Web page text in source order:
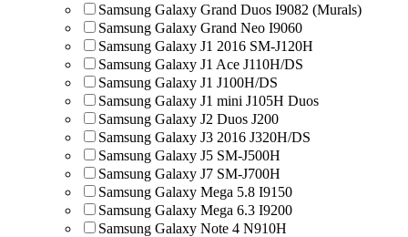
Samsung Galaxy Grand Duos I9082 (Murals)
Samsung Galaxy Grand Neo I9060
Samsung Galaxy J1 2016 SM-J120H
Samsung Galaxy J1 Ace J110H/DS
Samsung Galaxy J1 J100H/DS
Samsung Galaxy J1 mini J105H Duos
Samsung Galaxy J2 Duos J200
Samsung Galaxy J3 2016 J320H/DS
Samsung Galaxy J5 SM-J500H
Samsung Galaxy J7 SM-J700H
Samsung Galaxy Mega 5.8 I9150
Samsung Galaxy Mega 6.3 I9200
Samsung Galaxy Note 4 N910H